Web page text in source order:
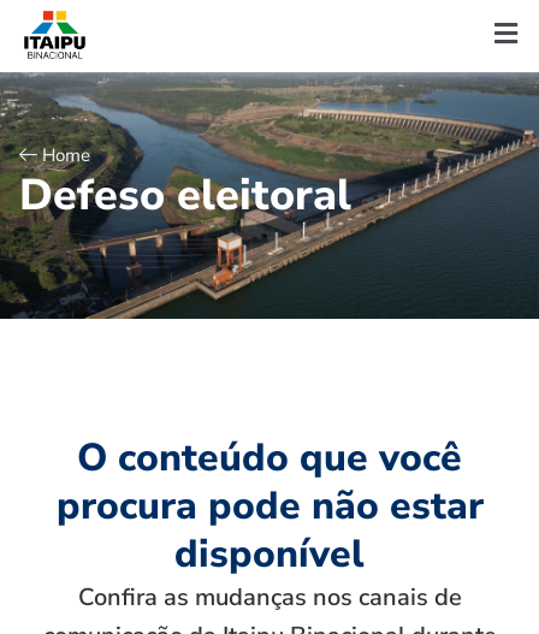
Home
Defeso eleitoral
O conteúdo que você
procura pode não estar
disponível
Confira as mudanças nos canais de